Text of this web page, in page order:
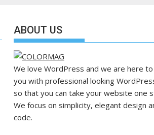
ABOUT US
We love WordPress and we are here
you with professional looking
so that you can take your website one
We focus on simplicity, elegant design
code.